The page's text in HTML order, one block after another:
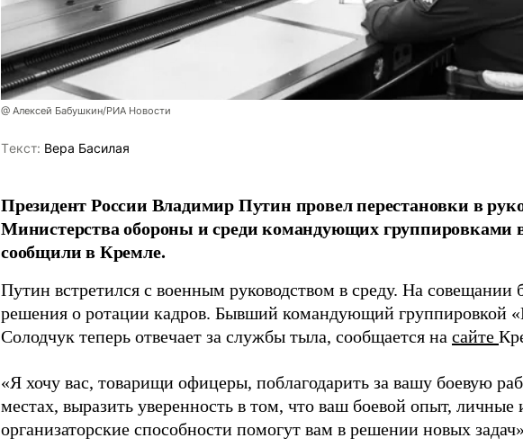
@ Алексей Бабушкин/РИА Новости
Tекст: Вера Басилая
Президент России Владимир Путин провел перестановки в
Министерства обороны и среди командующих группировками
сообщили в Кремле.
Путин встретился с военным руководством в среду. На совещании
решения о ротации кадров. Бывший командующий группировкой
Солодчук теперь отвечает за службы тыла, сообщается на сайте
«Я хочу вас, товарищи офицеры, поблагодарить за вашу боевую
местах, выразить уверенность в том, что ваш боевой опыт, личные
организаторские способности помогут вам в решении новых